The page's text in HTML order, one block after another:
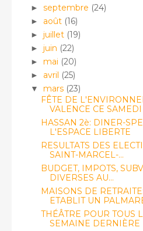
► septembre (24)
► août (16)
► juillet (19)
► juin (22)
► mai (20)
► avril (25)
▼ mars (23)
FÊTE DE
VALENCE CE SAMEDI
HASSAN 2è: DINER-
L'ESPACE LIBERTE
RESULTATS DES
SAINT-MARCEL-...
BUDGET, IMPOTS,
DIVERSES AU...
MAISONS DE
ETABLIT UN
THÉÂTRE POUR TOUS
SEMAINE DERNIÈRE